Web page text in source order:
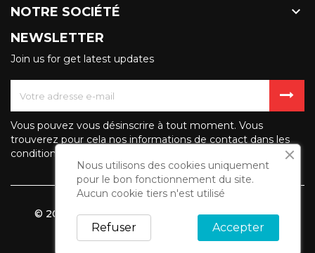
NOTRE SOCIÉTÉ 
NEWSLETTER
Join us for get latest updates
Vous pouvez vous désinscrire à tout moment. Vous
trouverez pour cela nos informations de contact dans les
conditions d'utilisation du site.
© 2026 - Logiciel e-commerce par PrestaShop™
Nous utilisons des cookies uniquement
pour le bon fonctionnement du site.
Aucun cookie tiers n'est utilisé
Accepter
Refuser